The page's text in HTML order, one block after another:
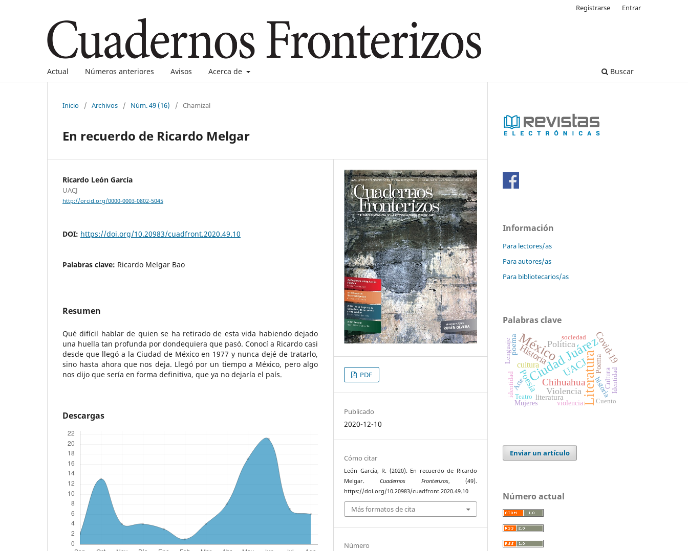
Actual Números anteriores Avisos Acerca de Buscar
Registrarse Entrar
Inicio / Archivos / Núm. 49 (16) / Chamizal
En recuerdo de Ricardo Melgar
Ricardo León García
UACJ
http://orcid.org/0000-0003-0802-5045
DOI: https://doi.org/10.20983/cuadfront.2020.49.10
Palabras clave: Ricardo Melgar Bao
Resumen
Qué difícil hablar de quien se ha retirado de esta vida habiendo dejado
una huella tan profunda por dondequiera que pasó. Conocí a Ricardo casi
desde que llegó a la Ciudad de México en 1977 y nunca dejé de tratarlo,
sino hasta ahora que nos deja. Llegó por un tiempo a México, pero algo
nos dijo que sería en forma definitiva, que ya no dejaría el país.
Descargas
PDF
Publicado
2020-12-10
Cómo citar
León García, R. (2020). En recuerdo de Ricardo
Melgar.Cuadernos Fronterizos, (49).
https://doi.org/10.20983/cuadfront.2020.49.10
Más formatos de cita
Número
Información
Para lectores/as
Para autores/as
Para bibliotecarios/as
Palabras clave
Literatura
Ciudad Juárez
México
UACJ
Chihuahua
Historia Covid-19
Poesía Violencia
Política
cultura
poema
literatura historia
Cultura
Poema
Arte
violencia
Mujeres
sociedad
Teatro
identidad
Lenguaje
Cuento
Identidad
Enviar un artículo
Número actual